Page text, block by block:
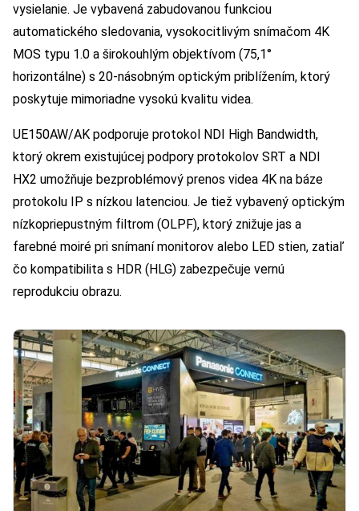
vysielanie. Je vybavená zabudovanou funkciou
automatického sledovania, vysokocitlivým snímačom 4K
MOS typu 1.0 a širokouhlým objektívom (75,1°
horizontálne) s 20-násobným optickým priblížením, ktorý
poskytuje mimoriadne vysokú kvalitu videa.
UE150AW/AK podporuje protokol NDI High Bandwidth,
ktorý okrem existujúcej podpory protokolov SRT a NDI
HX2 umožňuje bezproblémový prenos videa 4K na báze
protokolu IP s nízkou latenciou. Je tiež vybavený optickým
nízkopriepustným filtrom (OLPF), ktorý znižuje jas a
farebné moiré pri snímaní monitorov alebo LED stien, zatiaľ
čo kompatibilita s HDR (HLG) zabezpečuje vernú
reprodukciu obrazu.